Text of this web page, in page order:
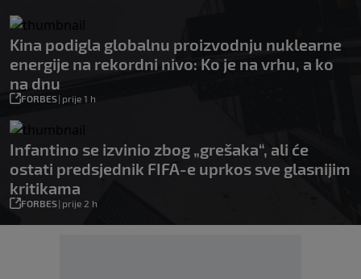
Kina podigla globalnu proizvodnju nuklearne
energije na rekordni nivo: Ko je na vrhu, a ko
na dnu
FORBES| prije 1 h
Infantino se izvinio zbog „grešaka“, ali će
ostati predsjednik FIFA-e uprkos sve glasnijim
kritikama
FORBES| prije 2 h